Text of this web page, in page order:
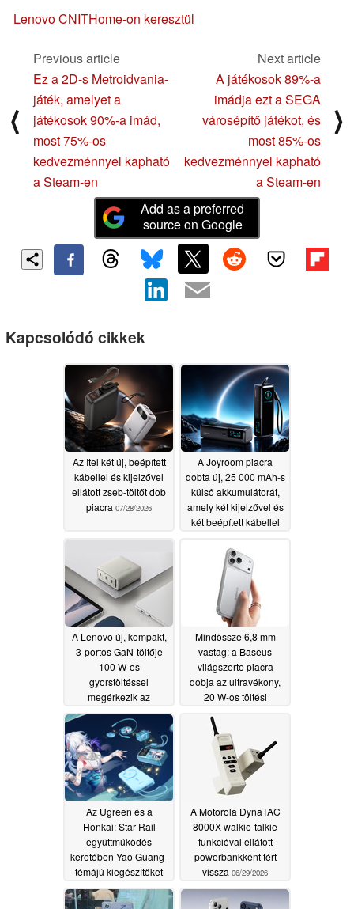
Lenovo CNITHome-on keresztül
⟨
Previous article
Ez a 2D-s Metroidvania-
játék, amelyet a
játékosok 90%-a imád,
most 75%-os
kedvezménnyel kapható
a Steam-en
Next article
A játékosok 89%-a
imádja ezt a SEGA
városépítő játékot, és
most 85%-os
kedvezménnyel kapható
a Steam-en
⟩
Add as a preferred
source on Google
Kapcsolódó cikkek
Az Itel két új, beépített
kábellel és kijelzővel
ellátott zseb-töltőt dob
piacra 07/28/2026
A Joyroom piacra
dobta új, 25 000 mAh-s
külső akkumulátorát,
amely két kijelzővel és
két beépített kábellel
A Lenovo új, kompakt,
3-portos GaN-töltője
100 W-os
gyorstöltéssel
megérkezik az
Egyesült Államokba
07/13/2026
Mindössze 6,8 mm
vastag: a Baseus
világszerte piacra
dobja az ultravékony,
20 W-os töltési
Air mágneses
hordozható
akkumulátort 07/07/2026
Az Ugreen és a
Honkai: Star Rail
együttműködés
keretében Yao Guang-
témájú kiegészítőket
hoznak a rajongók
számára06/30/2026
A Motorola DynaTAC
8000X walkie-talkie
funkcióval ellátott
powerbankként tért
vissza 06/29/2026